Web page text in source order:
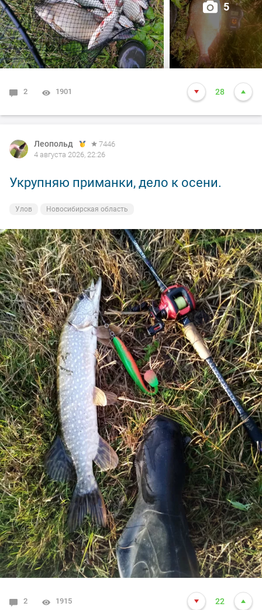
5
2 1901 28
Леопольд
7446
4 августа 2026, 22:26
Укрупняю приманки, дело к осени.
Улов Новосибирская область
2 1915 22